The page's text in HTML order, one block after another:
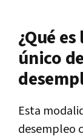
¿Qué
único
Esta
desempleo